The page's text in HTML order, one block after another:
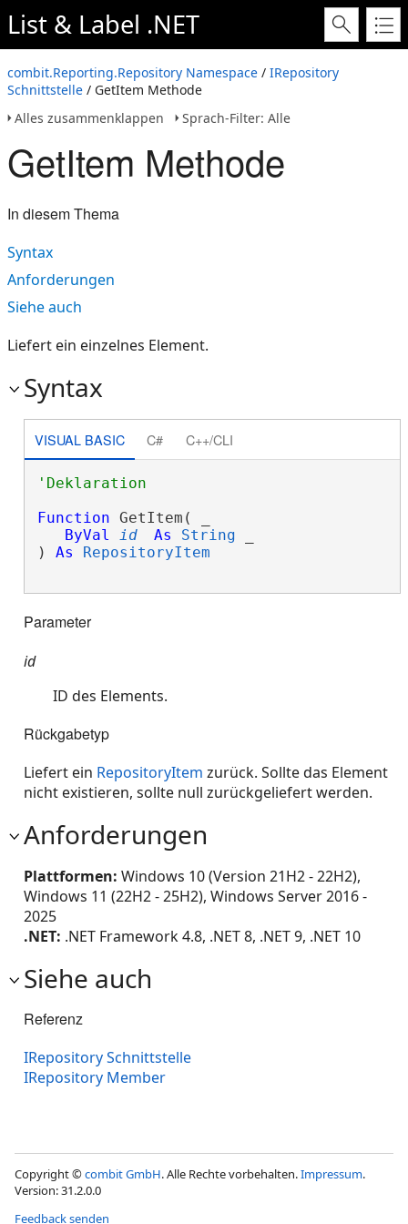
List & Label .NET
combit.Reporting.Repository Namespace / IRepository
Schnittstelle / GetItem Methode
Alles zusammenklappen
Sprach-Filter: Alle
GetItem Methode
In diesem Thema
Syntax
Anforderungen
Siehe auch
Liefert ein einzelnes Element.
Syntax
VISUAL BASIC C# C++/CLI
Function GetItem( _
ByVal
id As String
) As RepositoryItem
Parameter
id
ID des Elements.
Rückgabetyp
Liefert ein RepositoryItem zurück. Sollte das Element
nicht existieren, sollte null zurückgeliefert werden.
Anforderungen
Plattformen: Windows 10 (Version 21H2 - 22H2),
Windows 11 (22H2 - 25H2), Windows Server 2016 -
2025
.NET: .NET Framework 4.8, .NET 8, .NET 9, .NET 10
Siehe auch
Referenz
IRepository Schnittstelle
IRepository Member
Copyright ©combit GmbH. Alle Rechte vorbehalten.Impressum.
Version: 31.2.0.0
Feedback senden